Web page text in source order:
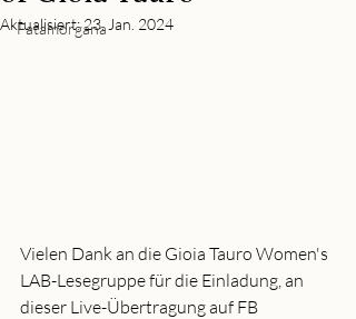
Fatamorgana
Aktualisiert:23. Jan. 2024
Vielen Dank an die Gioia Tauro Women's
LAB-Lesegruppe für die Einladung, an
dieser Live-Übertragung auf FB